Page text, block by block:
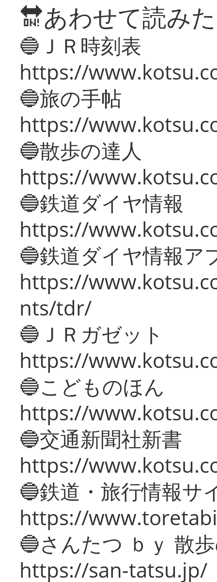
🔛あわせて読み
🔵ＪＲ時刻表
https://
🔵旅の手帖
https://
🔵散歩の達人
https://
🔵鉄道ダイヤ情報
https://
🔵鉄道ダイヤ情報ア
https://
nts/tdr/
🔵ＪＲガゼット
https://
🔵こどものほん
https://
🔵交通新聞社新書
https://
🔵鉄道・旅行情報サ
https://
🔵さんたつ ｂｙ 散
https://san-tatsu.jp/